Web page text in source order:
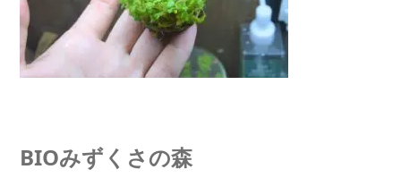
BIOみずくさの森